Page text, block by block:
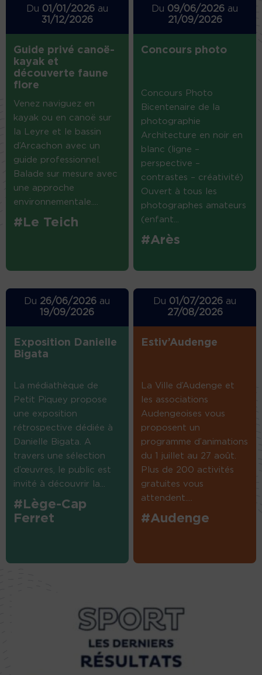
Du 01/01/2026au
31/12/2026
Guide privé canoë-
kayak et
découverte faune
flore
Venez naviguez en
kayak ou en canoë sur
la Leyre et le bassin
d’Arcachon avec un
guide professionnel.
Balade sur mesure avec
une approche
environnementale....
#Le Teich
Du 09/06/2026 au
21/09/2026
Concours photo
Concours Photo
Bicentenaire de la
photographie
Architecture en noir en
blanc (ligne –
perspective –
contrastes – créativité)
Ouvert à tous les
photographes amateurs
(enfant...
#Arès
Du 26/06/2026 au
19/09/2026
Exposition Danielle
Bigata
La médiathèque de
Petit Piquey propose
une exposition
rétrospective dédiée à
Danielle Bigata. A
travers une sélection
d’œuvres, le public est
invité à découvrir la...
#Lège-Cap
Ferret
Du 01/07/2026 au
27/08/2026
Estiv’Audenge
La Ville d’Audenge et
les associations
Audengeoises vous
proposent un
programme d’animations
du 1 juillet au 27 août.
Plus de 200 activités
gratuites vous
attendent....
#Audenge